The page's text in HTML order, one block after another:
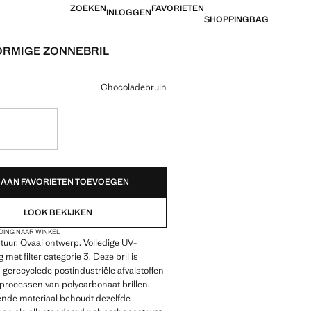
ZOEKENINLOGGENFAVORIETEN
SHOPPINGBAG
ZONNEBRIL
22,99 ]
Chocoladebruin
AAN FAVORIETEN TOEVOEGEN
LOOK BEKIJKEN
NAAR WINKEL
Ovaal ontwerp. Volledige UV-
met filter categorie 3. Deze bril is
gerecyclede postindustriële afvalstoffen
van polycarbonaat brillen.
materiaal behoudt dezelfde